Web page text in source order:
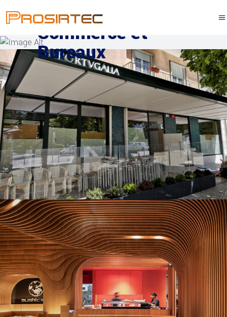
Commerce et
Bureaux
COMMERCE ET BUREAUX
Brasserie Portugália – Alvalade
et Focus Lisbonne
COMMERCE ET BUREAUX
SushiCafé – Oeiras Parque,
Armazéns Chiado, Cais Sodré et
Campo Pequeno